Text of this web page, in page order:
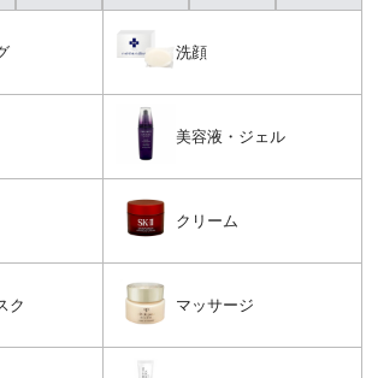
洗顔
美容液・ジェル
クリーム
ク マッサージ